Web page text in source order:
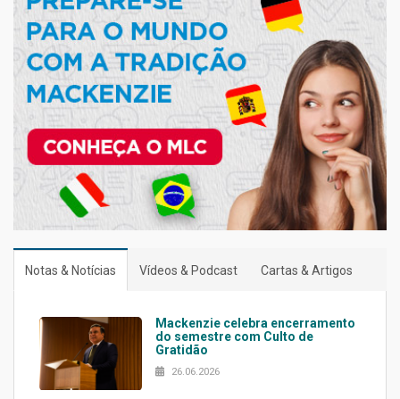
Notas & Notícias Vídeos & Podcast Cartas & Artigos
Mackenzie celebra encerramento
do semestre com Culto de
Gratidão
26.06.2026